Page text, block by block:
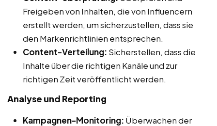
Freigeben von Inhalten, die von Influencern
erstellt werden, um sicherzustellen, dass sie
den Markenrichtlinien entsprechen.
Content-Verteilung: Sicherstellen, dass die
Inhalte über die richtigen Kanäle und zur
richtigen Zeit veröffentlicht werden.
Analyse und Reporting
Kampagnen-Monitoring: Überwachen der